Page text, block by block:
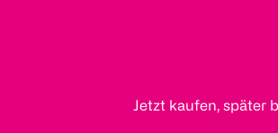
Jetzt kaufen, später